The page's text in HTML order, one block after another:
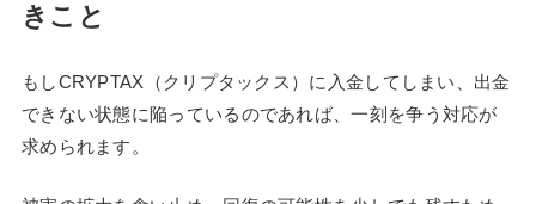
きこと
もしCRYPTAX（クリプタックス）に入金してしまい、出金
できない状態に陥っているのであれば、一刻を争う対応が
求められます。